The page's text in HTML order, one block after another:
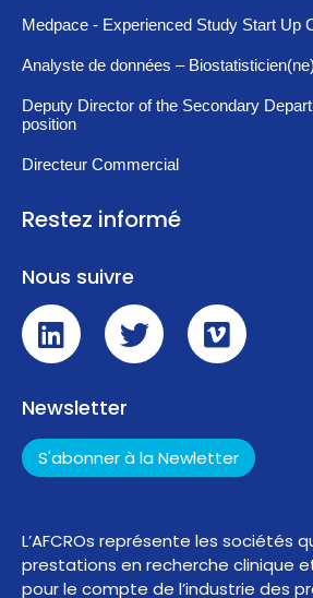
Medpace - Experienced Study Start Up
Analyste de données – Biostatisticien(ne)
Deputy Director of the Secondary
position
Directeur Commercial
Restez informé
Nous suivre
Newsletter
S'abonner à la Newletter
L’AFCROs représente les sociétés
prestations en recherche clinique
pour le compte de l’industrie des